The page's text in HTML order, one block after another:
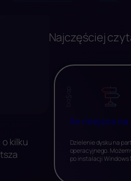
kilku
Najczęściej
Ile miejsca
Dzielenie dysku na
operacyjnego.
po instalacji Windows